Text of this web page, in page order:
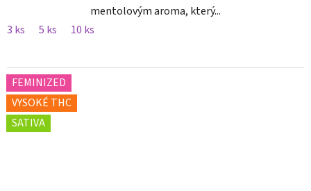
mentolovým aroma, který...
3 ks
5 ks 10 ks
FEMINIZED
VYSOKÉ THC
SATIVA